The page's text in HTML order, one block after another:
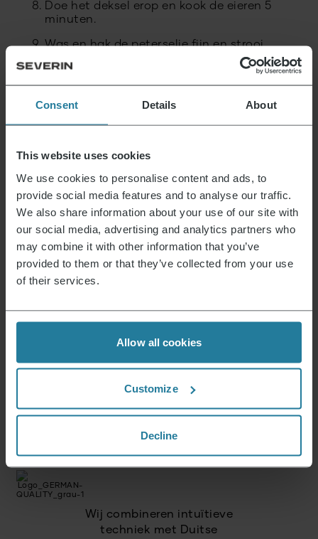
Consent Details About
This website uses cookies
We use cookies to personalise content and ads, to
provide social media features and to analyse our traffic.
We also share information about your use of our site with
our social media, advertising and analytics partners who
may combine it with other information that you’ve
provided to them or that they’ve collected from your use
of their services.
Allow all cookies
Customize
Decline
Doe het deksel erop en kook de eieren 5
minuten.
Was en hak de peterselie fijn en strooi
Universele accu-hakmolen 79,99 €
Daar staan wij voor.
Premium voor iedereen.
Geen luxe voor enkelen,
Wij combineren intuïtieve
techniek met Duitse